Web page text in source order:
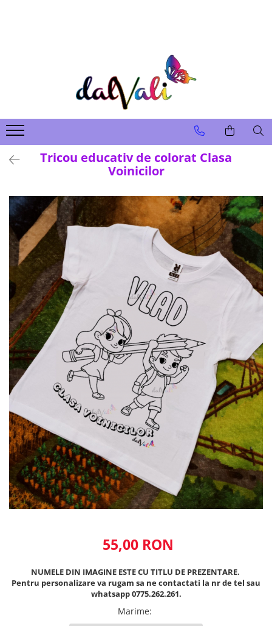
GENTI DE COLORAT
Tricou educativ de colorat Clasa
Voinicilor
55,00 RON
NUMELE DIN IMAGINE ESTE CU TITLU DE PREZENTARE.
Pentru personalizare va rugam sa ne contactati la nr de tel sau
whatsapp 0775.262.261.
Marime: